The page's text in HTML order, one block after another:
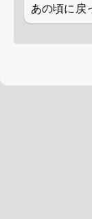
あの頃に戻